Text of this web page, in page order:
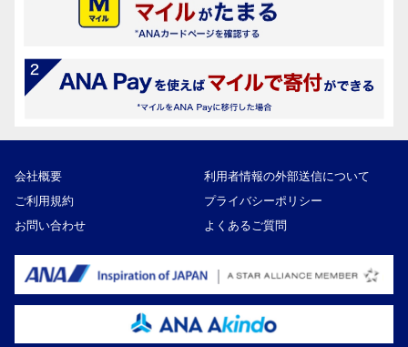
会社概要
利用者情報の外部送信について
ご利用規約
プライバシーポリシー
お問い合わせ
よくあるご質問